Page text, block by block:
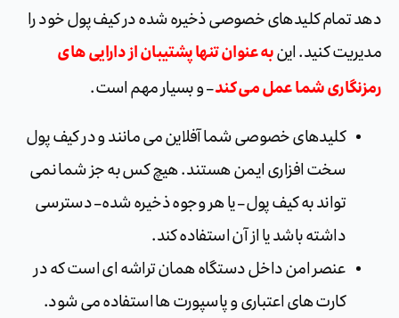
دهد تمام کلیدهای خصوصی ذخیره شده در کیف پول خود را
مدیریت کنید. این به عنوان تنها پشتیبان از دارایی های
رمزنگاری شما عمل می کند– و بسیار مهم است.
کلیدهای خصوصی شما آفلاین می مانند و در کیف پول
سخت افزاری ایمن هستند. هیچ کس به جز شما نمی
تواند به کیف پول – یا هر وجوه ذخیره شده – دسترسی
داشته باشد یا از آن استفاده کند.
عنصر امن داخل دستگاه همان تراشه ای است که در
کارت های اعتباری و پاسپورت ها استفاده می شود.